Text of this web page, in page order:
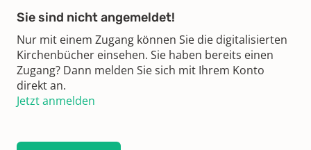
Sie sind nicht angemeldet!
Nur mit einem Zugang können Sie die digitalisierten
Kirchenbücher einsehen. Sie haben bereits einen
Zugang? Dann melden Sie sich mit Ihrem Konto
direkt an.
Jetzt anmelden